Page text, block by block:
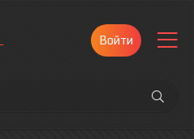
Войти